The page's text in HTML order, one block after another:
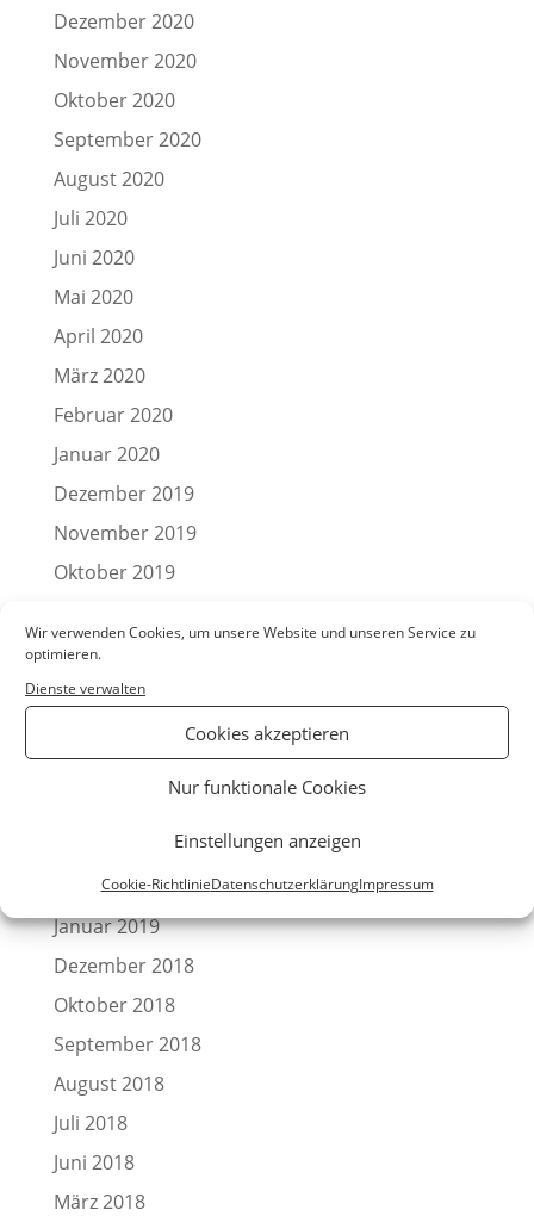
Wir verwenden Cookies, um unsere Website und unseren Service zu
optimieren.
Dienste verwalten
Cookies akzeptieren
Nur funktionale Cookies
Einstellungen anzeigen
Cookie-RichtlinieDatenschutzerklärungImpressum
Dezember 2020
November 2020
Oktober 2020
September 2020
August 2020
Juli 2020
Juni 2020
Mai 2020
April 2020
März 2020
Februar 2020
Januar 2020
Dezember 2019
November 2019
Oktober 2019
August 2019
Juli 2019
Februar 2019
Januar 2019
Dezember 2018
Oktober 2018
September 2018
August 2018
Juli 2018
Juni 2018
März 2018